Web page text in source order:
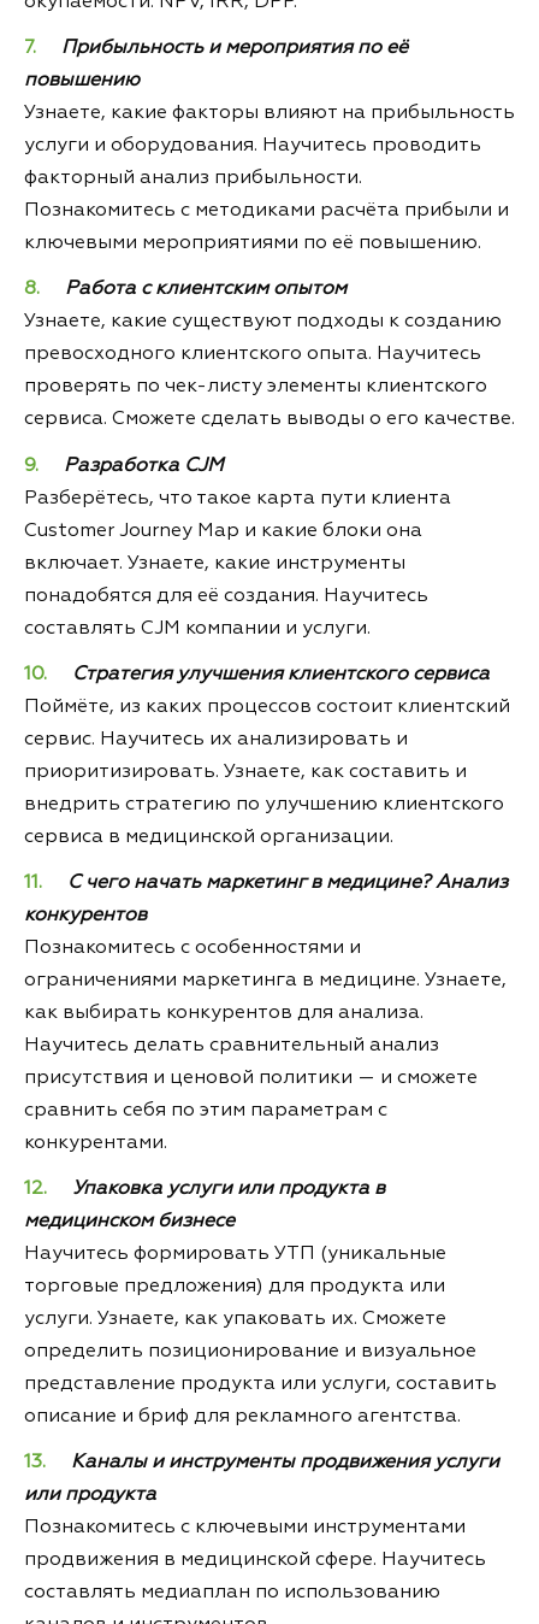
Прибыльность и мероприятия по её
повышению
Узнаете, какие факторы влияют на прибыльность
услуги и оборудования. Научитесь проводить
факторный анализ прибыльности.
Познакомитесь с методиками расчёта прибыли и
ключевыми мероприятиями по её повышению.
Работа с клиентским опытом
Узнаете, какие существуют подходы к созданию
превосходного клиентского опыта. Научитесь
проверять по чек-листу элементы клиентского
сервиса. Сможете сделать выводы о его качестве.
Разработка CJM
Разберётесь, что такое карта пути клиента
Customer Journey Map и какие блоки она
включает. Узнаете, какие инструменты
понадобятся для её создания. Научитесь
составлять CJM компании и услуги.
Стратегия улучшения клиентского сервиса
Поймёте, из каких процессов состоит клиентский
сервис. Научитесь их анализировать и
приоритизировать. Узнаете, как составить и
внедрить стратегию по улучшению клиентского
сервиса в медицинской организации.
С чего начать маркетинг в медицине? Анализ
конкурентов
Познакомитесь с особенностями и
ограничениями маркетинга в медицине. Узнаете,
как выбирать конкурентов для анализа.
Научитесь делать сравнительный анализ
присутствия и ценовой политики — и сможете
сравнить себя по этим параметрам с
конкурентами.
Упаковка услуги или продукта в
медицинском бизнесе
Научитесь формировать УТП (уникальные
торговые предложения) для продукта или
услуги. Узнаете, как упаковать их. Сможете
определить позиционирование и визуальное
представление продукта или услуги, составить
описание и бриф для рекламного агентства.
Каналы и инструменты продвижения услуги
или продукта
Познакомитесь с ключевыми инструментами
продвижения в медицинской сфере. Научитесь
составлять медиаплан по использованию